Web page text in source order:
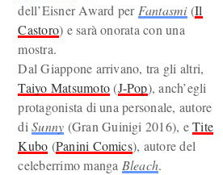
dell’Eisner Award per Fantasmi(Il
Castoro) e sarà onorata con una
mostra.
Dal Giappone arrivano, tra gli altri,
Taiyo Matsumoto(J-Pop), anch’egli
protagonista di una personale, autore
diSunny (Gran Guinigi 2016), eTite
Kubo (Panini Comics), autore del
celeberrimo manga Bleach.